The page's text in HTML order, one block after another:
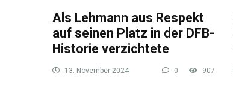
Als Lehmann aus Respekt
auf seinen Platz in der DFB-
Historie verzichtete
13. November 2024 0 907